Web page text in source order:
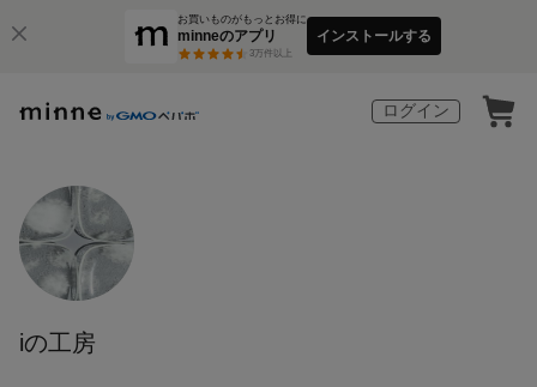
お買いものがもっとお得に
minneのアプリ
3万件以上
インストールする
ログイン
iの工房